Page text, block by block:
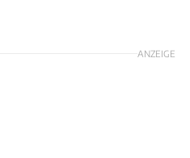
ANZEIGE